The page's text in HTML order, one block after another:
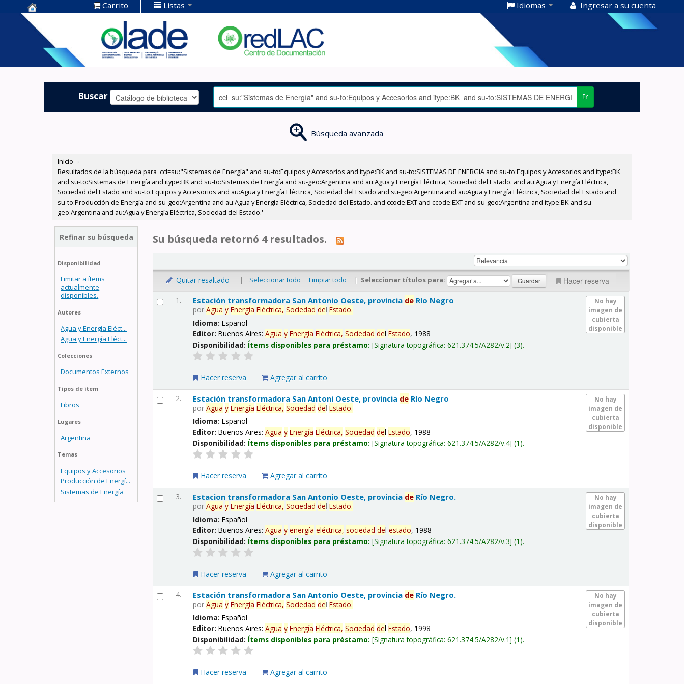
Centro de
Documentación
OLADE -
Carrito Listas Idiomas Ingresar a su cuenta
Buscar Ir
Búsqueda avanzada
Inicio ›
Resultados de la búsqueda para 'ccl=su:"Sistemas de Energía" and su-to:Equipos y Accesorios and itype:BK and su-to:SISTEMAS DE ENERGIA and su-to:Equipos y Accesorios and itype:BK
and su-to:Sistemas de Energía and itype:BK and su-to:Sistemas de Energía and su-geo:Argentina and au:Agua y Energía Eléctrica, Sociedad del Estado. and au:Agua y Energía Eléctrica,
Sociedad del Estado and su-to:Equipos y Accesorios and au:Agua y Energía Eléctrica, Sociedad del Estado and su-geo:Argentina and au:Agua y Energía Eléctrica, Sociedad del Estado and
su-to:Producción de Energía and su-geo:Argentina and au:Agua y Energía Eléctrica, Sociedad del Estado. and ccode:EXT and ccode:EXT and su-geo:Argentina and itype:BK and su-
geo:Argentina and au:Agua y Energía Eléctrica, Sociedad del Estado.'
Refinar su búsqueda
Disponibilidad
Limitar a ítems
actualmente
disponibles.
Autores
Agua y Energía Eléct...
Agua y Energía Eléct...
Colecciones
Documentos Externos
Tipos de ítem
Libros
Lugares
Argentina
Temas
Equipos y Accesorios
Producción de Energí...
Sistemas de Energía
Su búsqueda retornó 4 resultados.
Quitar resaltado | Seleccionar todo Limpiar todo | Seleccionar títulos para: Hacer reserva
1.
No hay
imagen de
cubierta
disponible
Estación transformadora San Antonio Oeste, provincia de Río Negro
porAgua y Energía Eléctrica, Sociedad delEstado.
Idioma:Español
Editor:Buenos Aires:Agua y Energía Eléctrica, Sociedad delEstado, 1988
Disponibilidad: Ítems disponibles para préstamo: Signatura topográfica:621.374.5/A282/v.2 (3).
Hacer reserva Agregar al carrito
2.
No hay
imagen de
cubierta
disponible
Estación transformadora San Antoni Oeste, provincia de Río Negro
porAgua y Energía Eléctrica, Sociedad delEstado.
Idioma:Español
Editor:Buenos Aires:Agua y Energía Eléctrica, Sociedad delEstado, 1988
Disponibilidad: Ítems disponibles para préstamo: Signatura topográfica:621.374.5/A282/v.4 (1).
Hacer reserva Agregar al carrito
3.
No hay
imagen de
cubierta
disponible
Estacion transformadora San Antonio Oeste, provincia de Río Negro.
porAgua y Energía Eléctrica, Sociedad delEstado.
Idioma:Español
Editor:Buenos Aires:Agua y energía eléctrica, sociedad delestado, 1988
Disponibilidad: Ítems disponibles para préstamo: Signatura topográfica:621.374.5/A282/v.3 (1).
Hacer reserva Agregar al carrito
4.
No hay
imagen de
cubierta
disponible
Estación transformadora San Antonio Oeste, provincia de Río Negro.
porAgua y Energía Eléctrica, Sociedad delEstado.
Idioma:Español
Editor:Buenos Aires:Agua y Energía Eléctrica, Sociedad delEstado, 1998
Disponibilidad: Ítems disponibles para préstamo: Signatura topográfica:621.374.5/A282/v.1 (1).
Hacer reserva Agregar al carrito